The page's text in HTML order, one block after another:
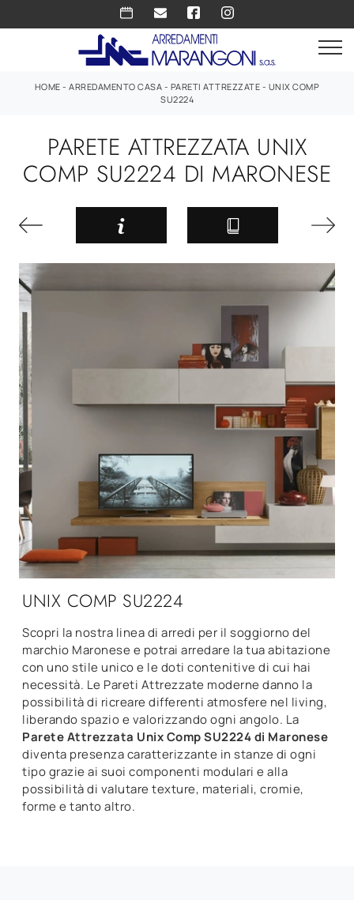
HOME -ARREDAMENTO CASA - PARETI ATTREZZATE - UNIX COMP
SU2224
PARETE ATTREZZATA UNIX
COMP SU2224 DI MARONESE
UNIX COMP SU2224
Scopri la nostra linea di arredi per il soggiorno del
marchio Maronese e potrai arredare la tua abitazione
con uno stile unico e le doti contenitive di cui hai
necessità. Le Pareti Attrezzate moderne danno la
possibilità di ricreare differenti atmosfere nel living,
liberando spazio e valorizzando ogni angolo. La
Parete Attrezzata Unix Comp SU2224 di Maronese
diventa presenza caratterizzante in stanze di ogni
tipo grazie ai suoi componenti modulari e alla
possibilità di valutare texture, materiali, cromie,
forme e tanto altro.